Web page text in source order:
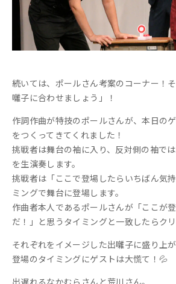
続いては、ポールさん考案のコーナー！
囃子に合わせましょう」！
作詞作曲が特技のポールさんが、本日の
をつくってきてくれました！
挑戦者は舞台の袖に入り、反対側の袖で
を生演奏します。
挑戦者は「ここで登場したらいちばん気
ミングで舞台に登場します。
作曲者本人であるポールさんが「ここが
だ！」と思うタイミングと一致したらク
それぞれをイメージした出囃子に盛り上
登場のタイミングにゲストは大慌て！💦
出遅れるなかむらさんと荒川さん。